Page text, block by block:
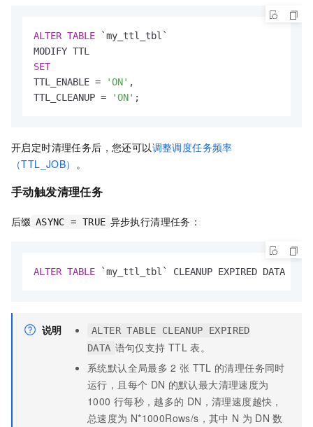
ALTER TABLE `my_ttl_tbl`
SET
TTL_ENABLE = 'ON' ,
TTL_CLEANUP = 'ON' ;
开启定时清理任务后，您还可以调整调度任务频率
（TTL_JOB） 。
手动触发清理任务
后缀 ASYNC = TRUE 异步执行清理任务：
ALTER TABLE `my_ttl_tbl` CLEANUP EXPIRED DATA
说明
ALTER TABLE CLEANUP EXPIRED
DATA 语句仅支持 TTL 表。
系统默认全局最多 2 张 TTL 的清理任务同时
运行，且每个 DN 的默认最大清理速度为
1000 行每秒，越多的 DN，清理速度越快，
总速度为 N*1000Rows/s，其中 N 为 DN 数